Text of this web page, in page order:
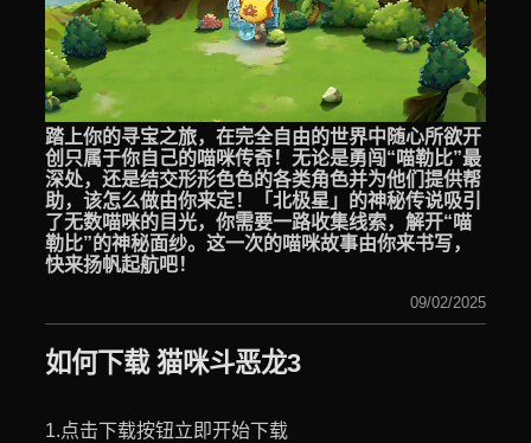
踏上你的寻宝之旅，在完全自由的世界中随心所欲开
创只属于你自己的喵咪传奇！无论是勇闯“喵勒比”最
深处，还是结交形形色色的各类角色并为他们提供帮
助，该怎么做由你来定！「北极星」的神秘传说吸引
了无数喵咪的目光，你需要一路收集线索，解开“喵
勒比”的神秘面纱。这一次的喵咪故事由你来书写，
快来扬帆起航吧！
09/02/2025
如何下载 猫咪斗恶龙3
1.点击下载按钮立即开始下载